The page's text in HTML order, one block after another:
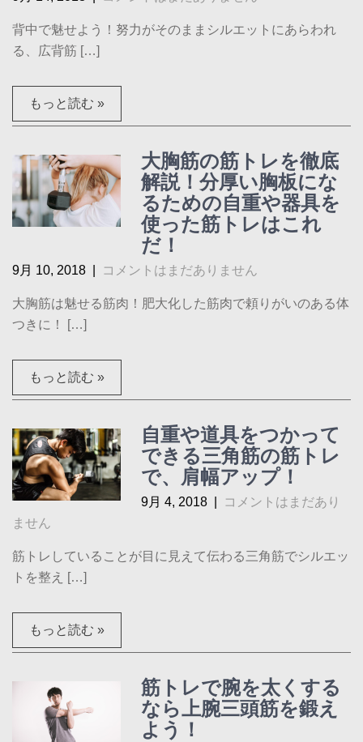
背中で魅せよう！努力がそのままシルエットにあらわれ
る、広背筋 […]
もっと読む »
大胸筋の筋トレを徹底
解説！分厚い胸板にな
るための自重や器具を
使った筋トレはこれ
だ！
9月 10, 2018 コメントはまだありません
大胸筋は魅せる筋肉！肥大化した筋肉で頼りがいのある体
つきに！ […]
もっと読む »
自重や道具をつかって
できる三角筋の筋トレ
で、肩幅アップ！
9月 4, 2018
コメントはまだあり
ません
筋トレしていることが目に見えて伝わる三角筋でシルエッ
トを整え […]
もっと読む »
筋トレで腕を太くする
なら上腕三頭筋を鍛え
よう！